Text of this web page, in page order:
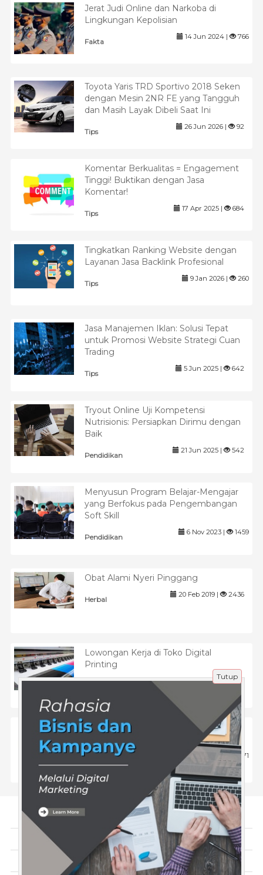
Jerat Judi Online dan Narkoba di
Lingkungan Kepolisian
Fakta
14 Jun 2024 | 766
Toyota Yaris TRD Sportivo 2018 Seken
dengan Mesin 2NR FE yang Tangguh
dan Masih Layak Dibeli Saat Ini
Tips
26 Jun 2026 | 92
Komentar Berkualitas = Engagement
Tinggi! Buktikan dengan Jasa
Komentar!
Tips
17 Apr 2025 | 684
Tingkatkan Ranking Website dengan
Layanan Jasa Backlink Profesional
Tips
9 Jan 2026 | 260
Jasa Manajemen Iklan: Solusi Tepat
untuk Promosi Website Strategi Cuan
Trading
Tips
5 Jun 2025 | 642
Tryout Online Uji Kompetensi
Nutrisionis: Persiapkan Dirimu dengan
Baik
Pendidikan
21 Jun 2025 | 542
Menyusun Program Belajar-Mengajar
yang Berfokus pada Pengembangan
Soft Skill
Pendidikan
6 Nov 2023 | 1459
Obat Alami Nyeri Pinggang
Herbal
20 Feb 2019 | 2436
Lowongan Kerja di Toko Digital
Printing
27 Jun 2024 | 643
Fakta Penghasilan YouTuber Pemula:
500 Subscriber Berapa Rupiah?
12 Maret 2025 | 571
Tentang Kami
Artikel
Disclaimer
Tutup